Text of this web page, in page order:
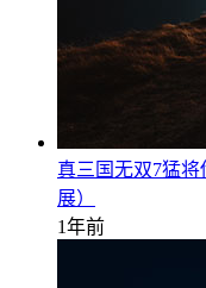
真三国无双7猛
展）
1年前